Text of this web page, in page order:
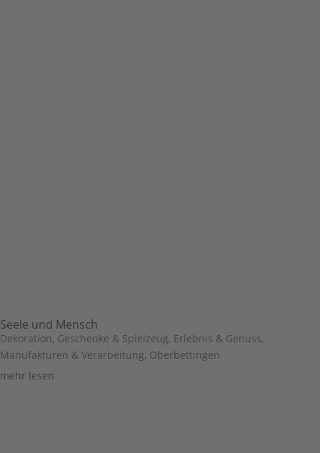
Seele und Mensch
Dekoration, Geschenke & Spielzeug, Erlebnis & Genuss,
Manufakturen & Verarbeitung, Oberbettingen
mehr lesen